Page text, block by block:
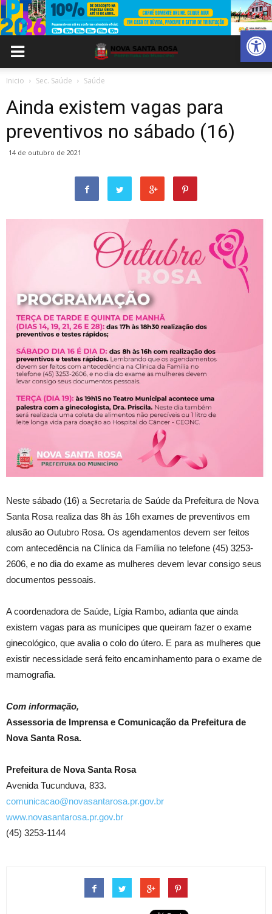
Abrir
Inicio Sec. Saúde Saúde
Ainda existem vagas para
preventivos no sábado (16)
14 de outubro de 2021
Neste sábado (16) a Secretaria de Saúde da Prefeitura de Nova
Santa Rosa realiza das 8h às 16h exames de preventivos em
alusão ao Outubro Rosa. Os agendamentos devem ser feitos
com antecedência na Clínica da Família no telefone (45) 3253-
2606, e no dia do exame as mulheres devem levar consigo seus
documentos pessoais.
A coordenadora de Saúde, Lígia Rambo, adianta que ainda
existem vagas para as munícipes que queiram fazer o exame
ginecológico, que avalia o colo do útero. E para as mulheres que
existir necessidade será feito encaminhamento para o exame de
mamografia.
Com informação,
Assessoria de Imprensa e Comunicação da Prefeitura de
Nova Santa Rosa.
Prefeitura de Nova Santa Rosa
Avenida Tucunduva, 833.
comunicacao@novasantarosa.pr.gov.br
www.novasantarosa.pr.gov.br
(45) 3253-1144